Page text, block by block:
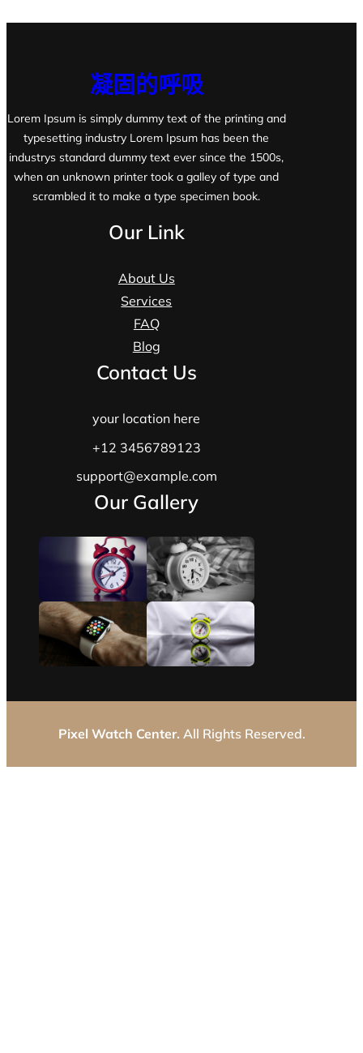
凝固的呼吸
Lorem Ipsum is simply dummy text of the printing and
typesetting industry Lorem Ipsum has been the
industrys standard dummy text ever since the 1500s,
when an unknown printer took a galley of type and
scrambled it to make a type specimen book.
Our Link
About Us
Services
FAQ
Blog
Contact Us
your location here
+12 3456789123
support@example.com
Our Gallery
Pixel Watch Center. All Rights Reserved.